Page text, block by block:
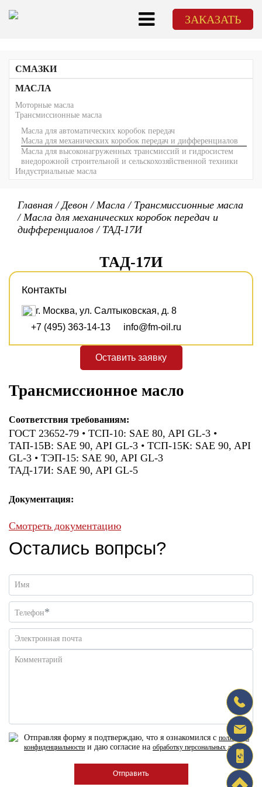
ЗАКАЗАТЬ
СМАЗКИ
Литиевые смазки с EP присадками
Литий-кальциевые смазки с EP присадками
Многоцелевые смазки по ГОСТу и ТУ
Низкотемпературные смазки
Смазки для открытых зубчатых передач
Консервационные и канатные смазки
Индустриальные смазки
Железнодорожные смазки
Технологические смазки
МАСЛА
Моторные масла
Масла для высоконагруженных дизелей и коммерческого
транспорта
Масла для мототехники и лодочных моторов
Масла для судовых двигателей
Масла для двигателей, работающих на природном газе
Трансмиссионные масла
Масла для автоматических коробок передач
Масла для механических коробок передач и дифференциалов
Масла для высоконагруженных трансмиссий и гидросистем
внедорожной строительной и сельскохозяйственной техники
Индустриальные масла
Масла для направляющих скольжения
Компрессорные масла
Турбинные масла
Прокатные масла
Общего назначения (базовые)
Главная /Девон /Масла / Трансмиссионные масла
/Масла для механических коробок передач и
дифференциалов / ТАД-17И
ТАД-17И
Контакты
г. Москва, ул. Салтыковская, д. 8
+7 (495) 363-14-13
info@fm-oil.ru
Оставить заявку
Трансмиссионное масло
Соответствия требованиям:
ГОСТ 23652-79 • ТСП-10: SAE 80, API GL-3 •
ТАП-15В: SAE 90, API GL-3 • ТСП-15К: SAE 90, API
GL-3 • ТЭП-15: SAE 90, API GL-3
ТАД-17И: SAE 90, API GL-5
Документация:
Смотреть документацию
Остались вопрсы?
Имя
Телефон*
Электронная почта
Комментарий
Отправляя форму я подтверждаю, что я ознакомился с политикой
конфиденциальности и даю согласие на обработку персональных данных